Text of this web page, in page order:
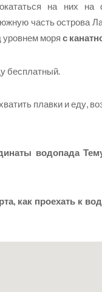
на них на
часть острова
уровнем моря с
бесплатный.
плавки и еду,
водопада
как проехать к